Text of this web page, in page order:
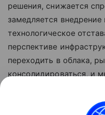
решения, снижается
замедляется
технологическое
перспективе
переходить в облака,
консолидироваться, и
интеллекте», —